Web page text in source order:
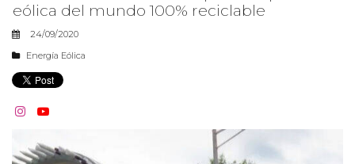
eólica del mundo 100% reciclable
24/09/2020
Energía Eólica
 